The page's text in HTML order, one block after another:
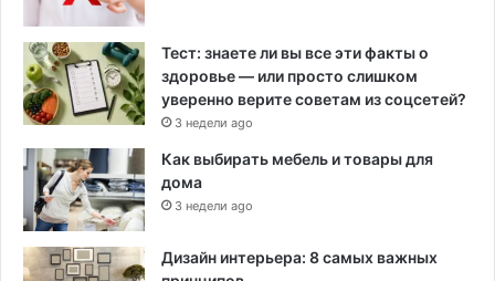
Тест: знаете ли вы все эти факты о
здоровье — или просто слишком
уверенно верите советам из соцсетей?
3 недели ago
Как выбирать мебель и товары для
дома
3 недели ago
Дизайн интерьера: 8 самых важных